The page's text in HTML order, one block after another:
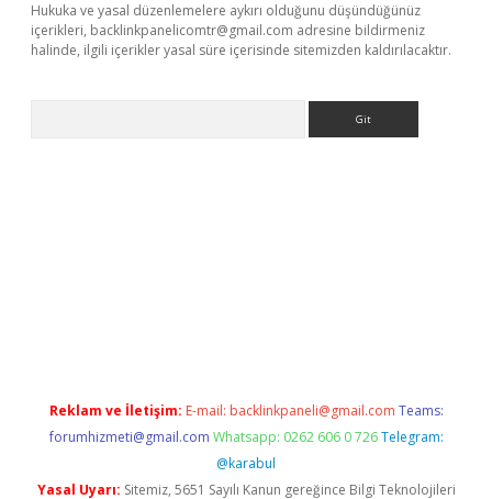
Hukuka ve yasal düzenlemelere aykırı olduğunu düşündüğünüz
içerikleri, backlinkpanelicomtr@gmail.com adresine bildirmeniz
halinde, ilgili içerikler yasal süre içerisinde sitemizden kaldırılacaktır.
Reklam ve İletişim: E-mail: backlinkpaneli@gmail.com Teams:
forumhizmeti@gmail.com Whatsapp: 0262 606 0 726 Telegram:
@karabul
Yasal Uyarı: Sitemiz, 5651 Sayılı Kanun gereğince Bilgi Teknolojileri